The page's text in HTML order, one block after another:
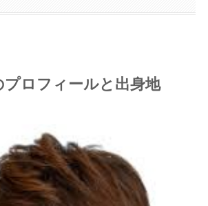
ロフィールと出身地